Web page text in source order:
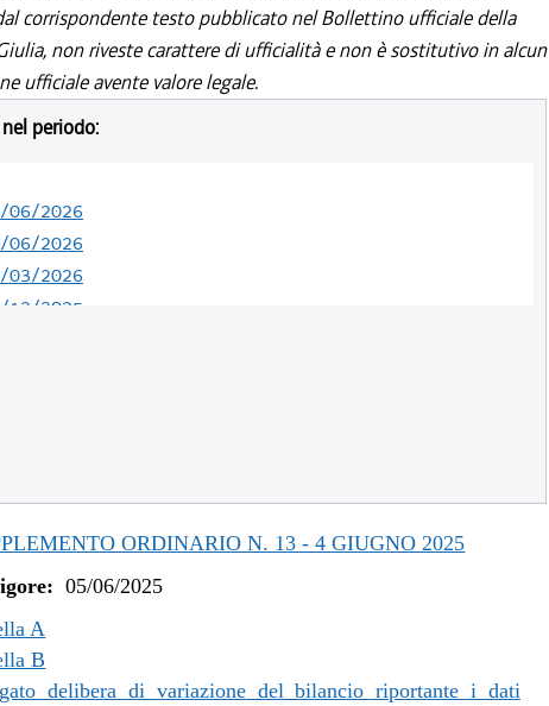
corrispondente testo pubblicato nel Bollettino ufficiale della
non riveste carattere di ufficialità e non è sostitutivo in alcun
ufficiale avente valore legale.
periodo:
06/2026
06/2026
03/2026
12/2025
2025
ORDINARIO N. 13 - 4 GIUGNO 2025
05/06/2025
A
B
delibera di variazione del bilancio riportante i dati